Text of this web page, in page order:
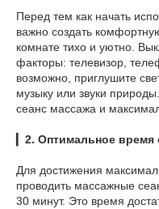
Перед тем как начать
важно создать
комнате тихо и уютно.
факторы: телевизор,
возможно, приглушите
музыку или звуки
сеанс массажа и
2. Оптимальное время
Для достижения
проводить массажные
30 минут. Это время